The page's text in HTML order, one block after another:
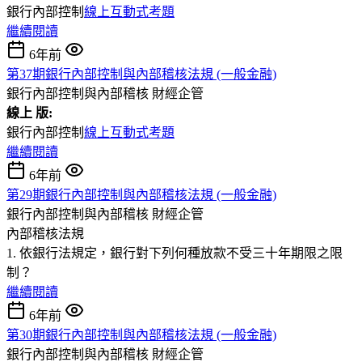
銀行內部控制 線上互動式考題
繼續閱讀
6年前
第37期銀行內部控制與內部稽核法規 (一般金融)
銀行內部控制與內部稽核 財經企管
線上 版:
銀行內部控制 線上互動式考題
繼續閱讀
6年前
第29期銀行內部控制與內部稽核法規 (一般金融)
銀行內部控制與內部稽核 財經企管
內部稽核法規
1. 依銀行法規定，銀行對下列何種放款不受三十年期限之限
制？
繼續閱讀
6年前
第30期銀行內部控制與內部稽核法規 (一般金融)
銀行內部控制與內部稽核 財經企管